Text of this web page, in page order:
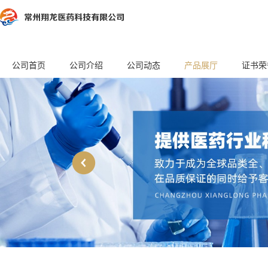
公司首页 公司介绍 公司动态 产品展厅 证书